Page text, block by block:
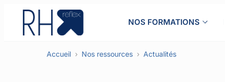
contenu
NOS FORMATIONS
Accueil Nos ressources Actualités